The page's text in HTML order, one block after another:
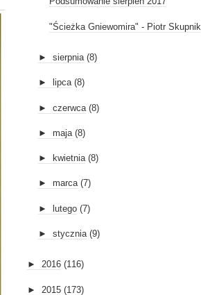
"Ścieżka Gniewomira" - Piotr Skupnik
► sierpnia (8)
► lipca (8)
► czerwca (8)
► maja (8)
► kwietnia (8)
► marca (7)
► lutego (7)
► stycznia (9)
► 2016 (116)
► 2015 (173)